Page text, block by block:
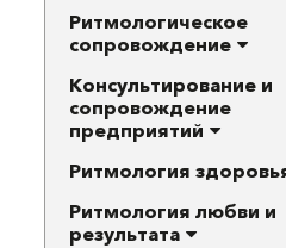
Ритмологическое
сопровождение
Консультирование и
сопровождение
предприятий
Ритмология
Ритмология любви и
результата